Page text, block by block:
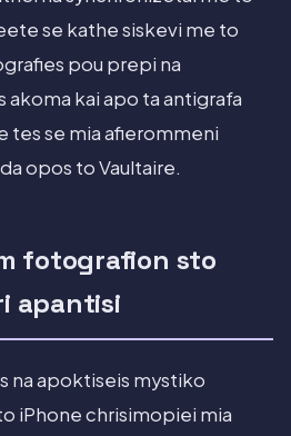
se kathe siskevi me to
pou prepi na
kai apo ta antigrafa
tes se mia afierommeni
opos to Vaultaire.
fotografion sto
apantisi
na apoktiseis mystiko
iPhone chrisimopiei mia